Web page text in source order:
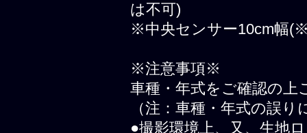
は不可)
※中央センサー10cm幅
※注意事項※
車種・年式をご確認の上
（注：車種・年式の誤
●撮影環境上、又、生地